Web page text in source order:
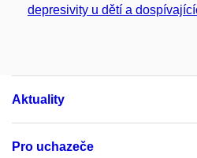
depresivity u dětí a
Aktuality
Pro uchazeče